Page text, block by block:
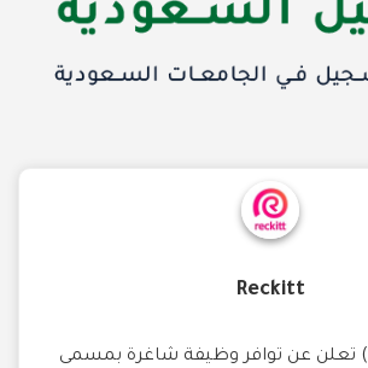
Reckitt
شركة (Reckitt) تعلن عن توافر وظيفة شاغرة بمسمى